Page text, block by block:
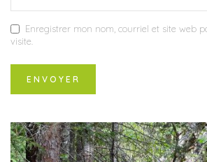
Enregistrer mon nom, courriel et site web
visite.